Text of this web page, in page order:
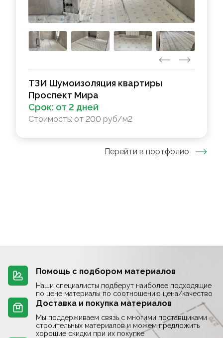
ТЗИ Шумоизоляция квартиры
Проспект Мира
Срок: от 2 дней
Стоимость: от 200 руб/м2
Перейти в портфолио
Помощь с подбором материалов
Наши специалисты подберут наиболее подходящие
по цене материалы по соотношению цена/качество
Доставка и покупка материалов
Мы поддерживаем связь с многими поставщиками
строительных материалов и можем предложить
хорошие скидки при их покупке